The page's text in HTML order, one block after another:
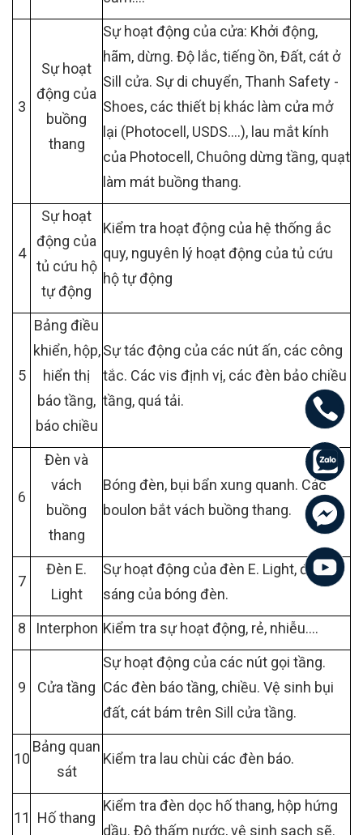
3
Sự hoạt
động của
buồng
thang
Sự hoạt động của cửa: Khởi động,
hãm, dừng. Độ lắc, tiếng ồn, Đất, cát ở
Sill cửa. Sự di chuyển, Thanh Safety -
Shoes, các thiết bị khác làm cửa mở
lại (Photocell, USDS….), lau mắt kính
của Photocell, Chuông dừng tầng, quạt
làm mát buồng thang.
4
Sự hoạt
động của
tủ cứu hộ
tự động
Kiểm tra hoạt động của hệ thống ắc
quy, nguyên lý hoạt động của tủ cứu
hộ tự động
5
Bảng điều
khiển, hộp,
hiển thị
báo tầng,
báo chiều
Sự tác động của các nút ấn, các công
tắc. Các vis định vị, các đèn bảo chiều
tầng, quá tải.
6
Đèn và
vách
buồng
thang
Bóng đèn, bụi bẩn xung quanh. Các
boulon bắt vách buồng thang.
7
Đèn E.
Light
Sự hoạt động của đèn E. Light, độ
sáng của bóng đèn.
8
Interphon Kiểm tra sự hoạt động, rẻ, nhiễu….
9 Cửa tầng
Sự hoạt động của các nút gọi tầng.
Các đèn báo tầng, chiều. Vệ sinh bụi
đất, cát bám trên Sill cửa tầng.
10
Bảng quan
sát
Kiểm tra lau chùi các đèn báo.
11 Hố thang
Kiểm tra đèn dọc hố thang, hộp hứng
dầu. Độ thấm nước, vệ sinh sạch sẽ.